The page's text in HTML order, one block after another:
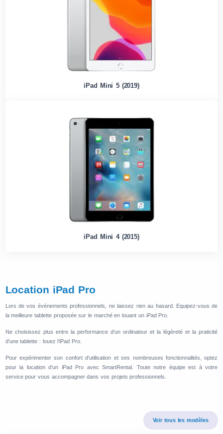
iPad Mini 5 (2019)
iPad Mini 4 (2015)
Location iPad Pro
Lors de vos événements professionnels, ne laissez rien au hasard. Equipez-vous de
la meilleure tablette proposée sur le marché en louant un iPad Pro.
Ne choisissez plus entre la performance d’un ordinateur et la légèreté et la praticité
d’une tablette : louez l’iPad Pro.
Pour expérimenter son confort d’utilisation et ses nombreuses fonctionnalités, optez
pour la location d’un iPad Pro avec SmartRental. Toute notre équipe est à votre
service pour vous accompagner dans vos projets professionnels.
Voir tous les modèles